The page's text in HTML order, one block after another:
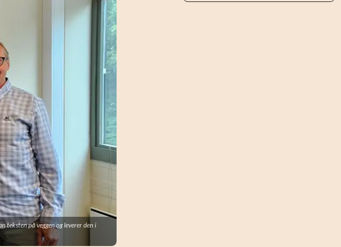
teksten på veggen og leverer den i